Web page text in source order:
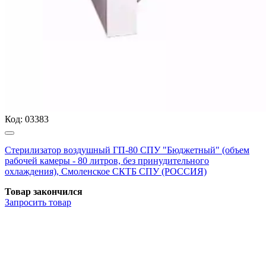
Код: 03383
Стерилизатор воздушный ГП-80 СПУ "Бюджетный" (объем
рабочей камеры - 80 литров, без принудительного
охлаждения), Смоленское СКТБ СПУ (РОССИЯ)
Товар закончился
Запросить товар